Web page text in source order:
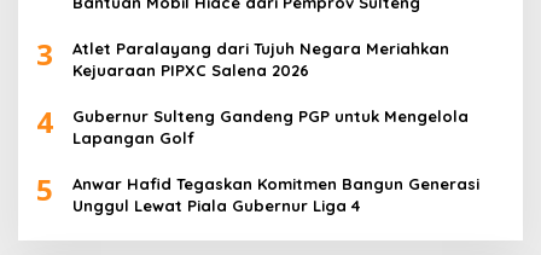
3
Atlet Paralayang dari Tujuh Negara Meriahkan
Kejuaraan PIPXC Salena 2026
4
Gubernur Sulteng Gandeng PGP untuk Mengelola
Lapangan Golf
5
Anwar Hafid Tegaskan Komitmen Bangun Generasi
Unggul Lewat Piala Gubernur Liga 4